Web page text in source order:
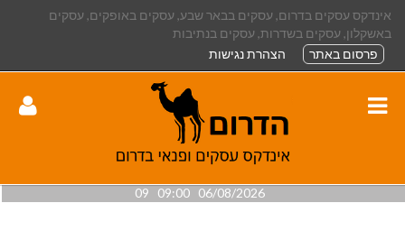
אינדקס עסקים בדרום, עסקים בבאר שבע, עסקים באופקים, עסקים
באשקלון, עסקים בשדרות, עסקים בנתיבות
פרסום באתר
הצהרת נגישות
06/08/2026 09:00 09